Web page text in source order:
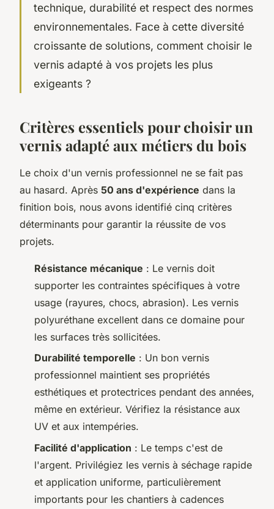
technique, durabilité et respect des normes
environnementales. Face à cette diversité
croissante de solutions, comment choisir le
vernis adapté à vos projets les plus
exigeants ?
Critères essentiels pour choisir un
vernis adapté aux métiers du bois
Le choix d'un vernis professionnel ne se fait pas
au hasard. Après 50 ans d'expérience dans la
finition bois, nous avons identifié cinq critères
déterminants pour garantir la réussite de vos
projets.
Résistance mécanique : Le vernis doit
supporter les contraintes spécifiques à votre
usage (rayures, chocs, abrasion). Les vernis
polyuréthane excellent dans ce domaine pour
les surfaces très sollicitées.
Durabilité temporelle : Un bon vernis
professionnel maintient ses propriétés
esthétiques et protectrices pendant des années,
même en extérieur. Vérifiez la résistance aux
UV et aux intempéries.
Facilité d'application : Le temps c'est de
l'argent. Privilégiez les vernis à séchage rapide
et application uniforme, particulièrement
importants pour les chantiers à cadences